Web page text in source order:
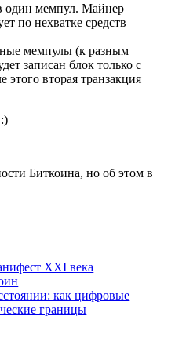
один мемпул. Майнер
по нехватке средств
мемпулы (к разным
записан блок только с
этого вторая транзакция
Биткоина, но об этом в
XXI века
как цифровые
границы